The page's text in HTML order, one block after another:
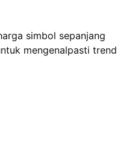
simbol sepanjang
mengenalpasti trend